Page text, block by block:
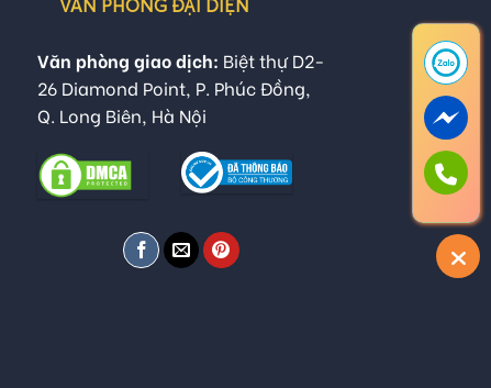
VĂN PHÒNG ĐẠI DIỆN
Văn phòng giao dịch: Biệt thự D2-
26 Diamond Point, P. Phúc Đồng,
Q. Long Biên, Hà Nội